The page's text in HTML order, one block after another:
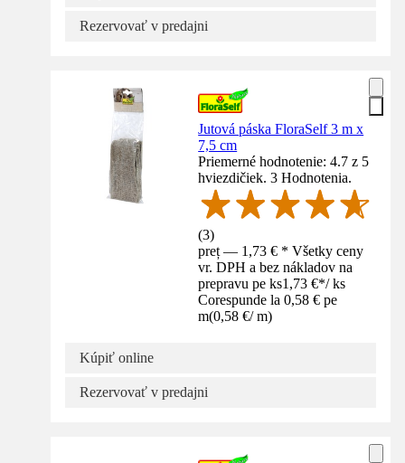
Rezervovať v predajni
Jutová páska FloraSelf 3 m x
7,5 cm
Priemerné hodnotenie: 4.7 z 5
hviezdičiek. 3 Hodnotenia.
(3)
preț — 1,73 € * Všetky ceny
vr. DPH a bez nákladov na
prepravu pe ks1,73 €*/ ks
Corespunde la 0,58 € pe
m(0,58 €/ m)
Kúpiť online
Rezervovať v predajni